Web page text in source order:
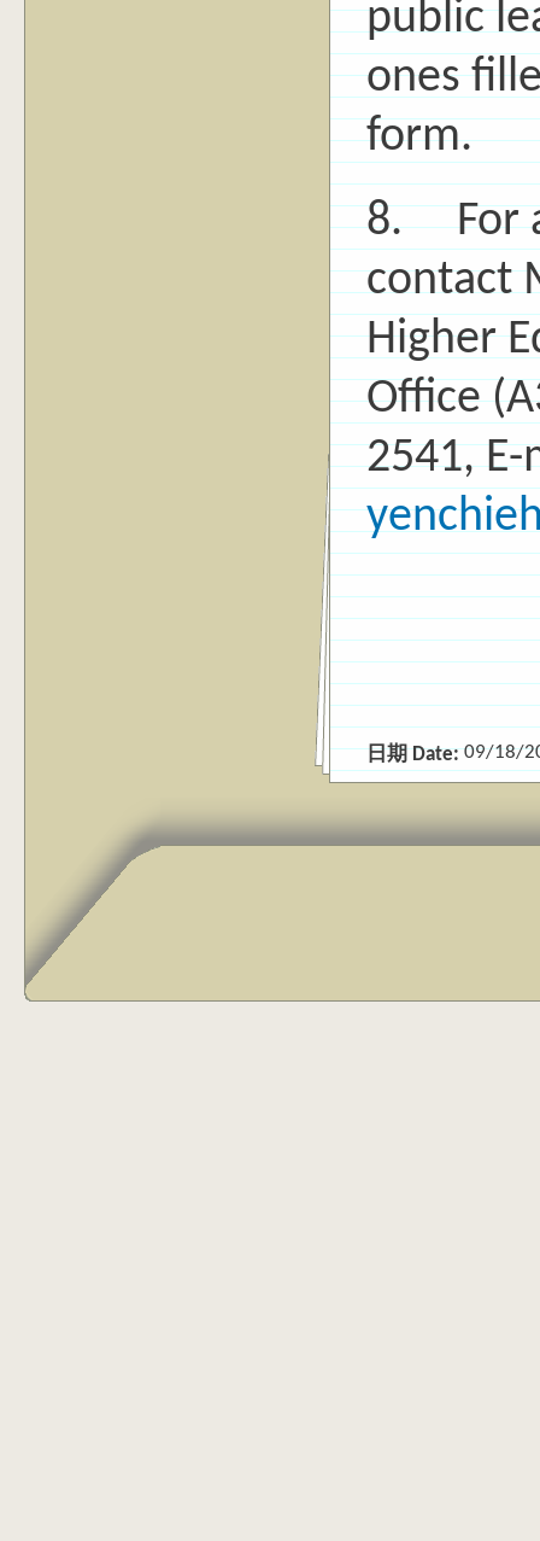
public
ones
form.
8. For
contact
Higher
Office
2541, E-
日期 Date:09/18/